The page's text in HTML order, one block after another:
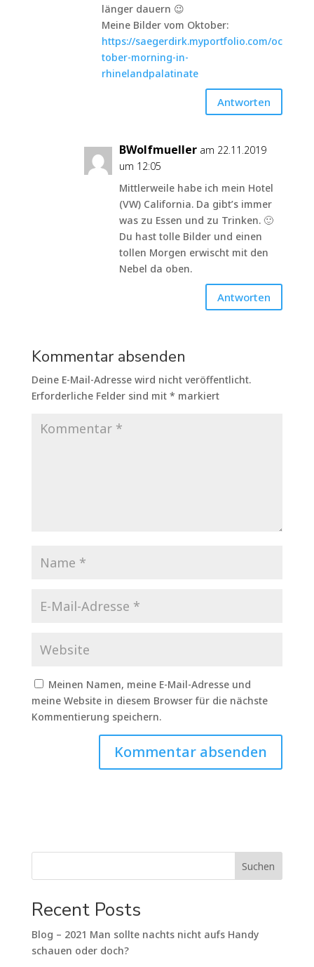
länger dauern 😉
Meine Bilder vom Oktober:
https://saegerdirk.myportfolio.com/oc
tober-morning-in-
rhinelandpalatinate
Antworten
BWolfmueller am 22.11.2019
um 12:05
Mittlerweile habe ich mein Hotel
(VW) California. Da gibt’s immer
was zu Essen und zu Trinken. 🙂
Du hast tolle Bilder und einen
tollen Morgen erwischt mit den
Nebel da oben.
Antworten
Kommentar absenden
Deine E-Mail-Adresse wird nicht veröffentlicht.
Erforderliche Felder sind mit * markiert
Meinen Namen, meine E-Mail-Adresse und
meine Website in diesem Browser für die nächste
Kommentierung speichern.
Suchen
Recent Posts
Blog – 2021 Man sollte nachts nicht aufs Handy
schauen oder doch?